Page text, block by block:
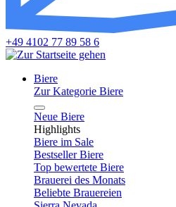
+49 4102 77 89 58 6
Biere
Zur Kategorie Biere
Neue Biere
Highlights
Biere im Sale
Bestseller Biere
Top bewertete Biere
Brauerei des Monats
Beliebte Brauereien